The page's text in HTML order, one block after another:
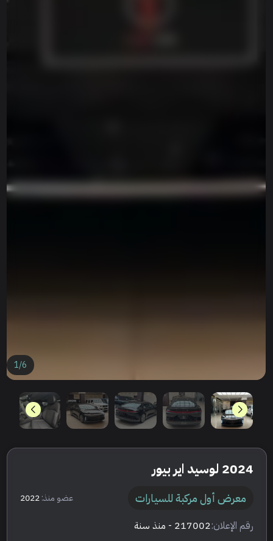
1/6
2024 لوسيد اير بيور
معرض أول مركبة للسيارات عضو منذ:2022
رقم الإعلان:217002 - منذ سنة